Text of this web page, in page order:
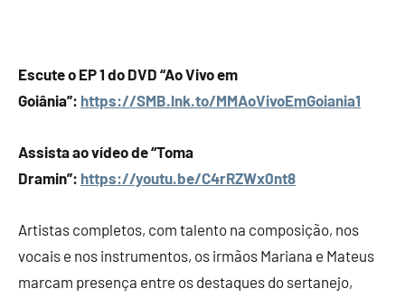
Escute o EP 1 do DVD “Ao Vivo em
Goiânia”: https://SMB.lnk.to/MMAoVivoEmGoiania1
Assista ao vídeo de “Toma
Dramin”: https://youtu.be/C4rRZWx0nt8
Artistas completos, com talento na composição, nos
vocais e nos instrumentos, os irmãos Mariana e Mateus
marcam presença entre os destaques do sertanejo,